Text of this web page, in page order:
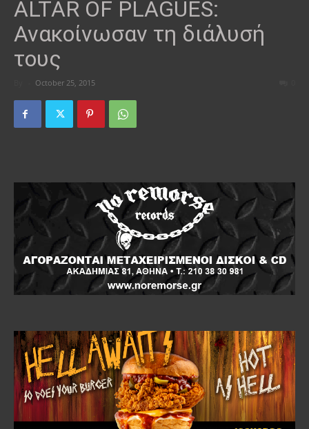
ALTAR OF PLAGUES:
Ανακοίνωσαν τη διάλυσή
τους
October 25, 2015